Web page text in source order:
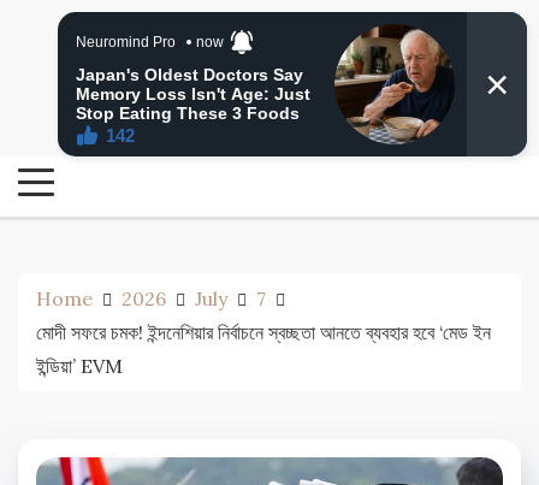
24 Ghanta Bangla News
24 Ghanta Bengali News
Home 2026 July
7
মোদী সফরে চমক! ইন্দনেশিয়ার নির্বাচনে স্বচ্ছতা আনতে ব্যবহার হবে ‘মেড ইন
ইন্ডিয়া’ EVM